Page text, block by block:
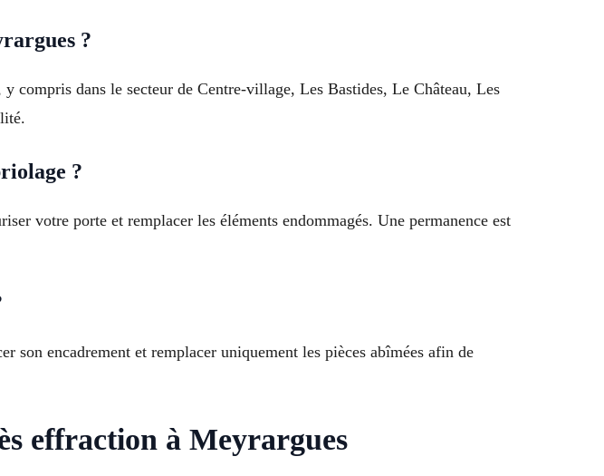
?
compris dans le secteur de Centre-village, Les Bastides, Le Château, Les
?
votre porte et remplacer les éléments endommagés. Une permanence est
son encadrement et remplacer uniquement les pièces abîmées afin de
effraction à Meyrargues